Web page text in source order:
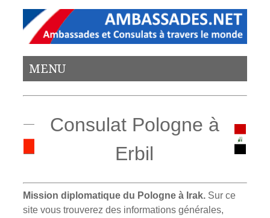
MENU
Consulat Pologne à
Erbil
Mission diplomatique du Pologne à Irak. Sur ce
site vous trouverez des informations générales,